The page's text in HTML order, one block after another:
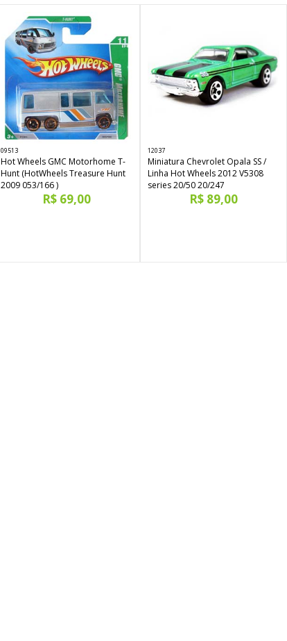
09513
Hot Wheels GMC Motorhome T-
Hunt (HotWheels Treasure Hunt
2009 053/166 )
R$ 69,00
12037
Miniatura Chevrolet Opala SS /
Linha Hot Wheels 2012 V5308
series 20/50 20/247
R$ 89,00